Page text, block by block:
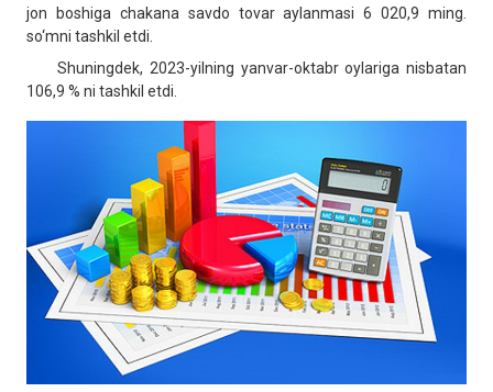
jon boshiga chakana savdo tovar aylanmasi 6 020,9 ming.
so‘mni tashkil etdi.
Shuningdek, 2023-yilning yanvar-oktabr oylariga nisbatan
106,9 % ni tashkil etdi.